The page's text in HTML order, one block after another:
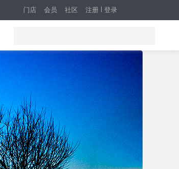
注册 登录
门店 会员 社区